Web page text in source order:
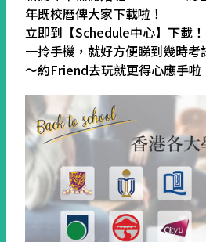
年既校曆俾大家下載啦！
立即到【Schedule中心】下載！
一拎手機，就好方便睇到幾時
～約Friend去玩就更得心應手啦